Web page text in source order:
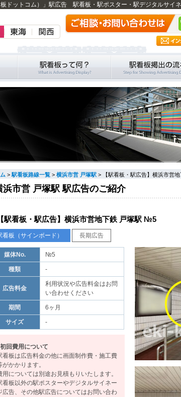
ドットコム）」駅広告 駅看板・駅ポスター・駅デジタルサイ
> 駅看板路線一覧 > 横浜市営 戸塚駅 > 【駅看板・駅広告】横浜市営
浜市営 戸塚駅 駅広告のご紹介
【駅看板・駅広告】横浜市営地下鉄 戸塚駅 №5
看板（サインボード） 長期広告
媒体No. №5
種類 -
広告料金
利用状況や広告料金はお問
い合わせください
期間 6ヶ月
サイズ -
回費用について
看板は広告料金の他に画面制作費・施工費
がかかります。
用については別途お見積もりいたします。
看板以外の駅ポスターやデジタルサイネー
広告、その他駅広告についてはお問い合わ